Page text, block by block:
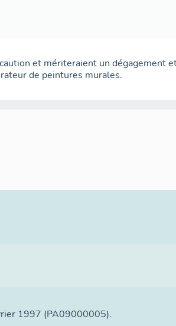
et mériteraient un dégagement
de peintures murales.
1997 (PA09000005).